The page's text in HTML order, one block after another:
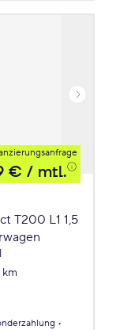
€ / mtl.
T200 L1 1,5
km